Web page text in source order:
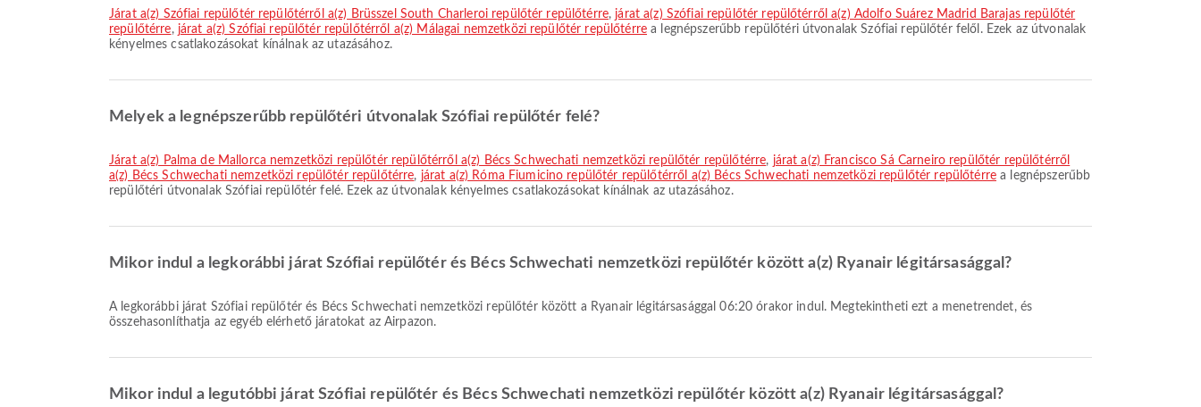
járat a(z) Szófiai repülőtér repülőtérről a(z) Brüsszel South Charleroi repülőtér repülőtérre, járat a(z) Szófiai repülőtér repülőtérről a(z) Adolfo Suárez Madrid Barajas repülőtér
repülőtérre, járat a(z) Szófiai repülőtér repülőtérről a(z) Málagai nemzetközi repülőtér repülőtérre a legnépszerűbb repülőtéri útvonalak Szófiai repülőtér felől. Ezek az útvonalak
kényelmes csatlakozásokat kínálnak az utazásához.
Melyek a legnépszerűbb repülőtéri útvonalak Szófiai repülőtér felé?
járat a(z) Palma de Mallorca nemzetközi repülőtér repülőtérről a(z) Bécs Schwechati nemzetközi repülőtér repülőtérre, járat a(z) Francisco Sá Carneiro repülőtér repülőtérről
a(z) Bécs Schwechati nemzetközi repülőtér repülőtérre, járat a(z) Róma Fiumicino repülőtér repülőtérről a(z) Bécs Schwechati nemzetközi repülőtér repülőtérrea legnépszerűbb
repülőtéri útvonalak Szófiai repülőtér felé. Ezek az útvonalak kényelmes csatlakozásokat kínálnak az utazásához.
Mikor indul a legkorábbi járat Szófiai repülőtér és Bécs Schwechati nemzetközi repülőtér között a(z) Ryanair légitársasággal?
A legkorábbi járat Szófiai repülőtér és Bécs Schwechati nemzetközi repülőtér között a Ryanair légitársasággal 06:20 órakor indul. Megtekintheti ezt a menetrendet, és
összehasonlíthatja az egyéb elérhető járatokat az Airpazon.
Mikor indul a legutóbbi járat Szófiai repülőtér és Bécs Schwechati nemzetközi repülőtér között a(z) Ryanair légitársasággal?